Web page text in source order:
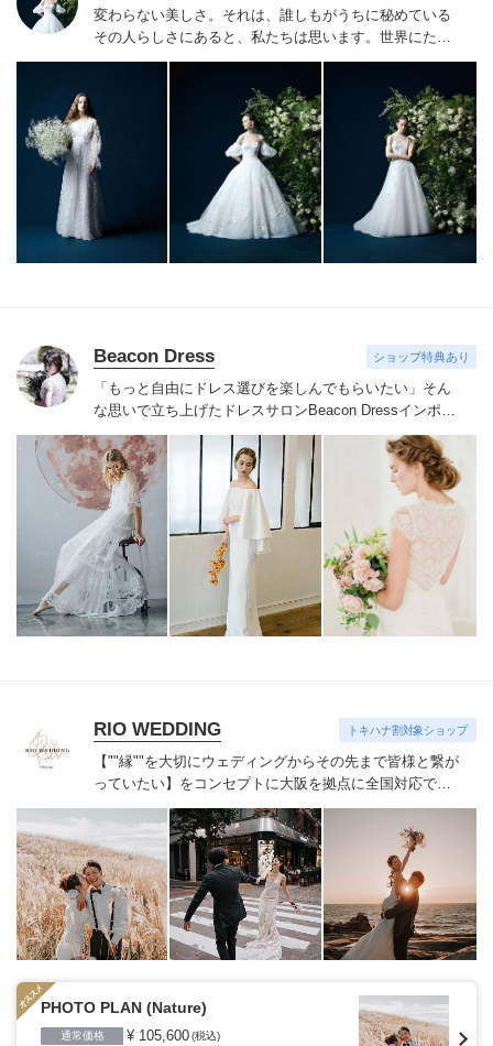
変わらない美しさ。それは、誰しもがうちに秘めている
その人らしさにあると、私たちは思います。 世界にたっ
たひと組のおふたりのこれまでと、これからの物語に思
ス、ことばにならない想いさえも織り込みながら。衣裳
をあわせる時間は、結婚式のその日だけではなく、その
先もつづくおふたりの人生を彩る時間。らしく輝く、自
信とよろこびに満ちたすべての幸せの瞬間のために。そ
の人らしさという、変わらない美しさを 私たちは求め
つづけています。
Beacon Dress ショップ特典あり
「もっと自由にドレス選びを楽しんでもらいたい」そん
な思いで立ち上げたドレスサロンBeacon Dressインポー
トドレスならではの繊細なレースやビジューをあしらっ
たドレスを手の届く価格でご用意
NYで注目されているア
クセサリーブランドRANJANA KHAN、シューズブラン
ドbellabelle shoesなどインポートアイテムも取り扱って
おります
自由でおしゃれなウェディングを目指すすべて
の花嫁様へ
サロンでお待ちしております
RIO WEDDING トキハナ割対象ショップ
【""縁""を大切にウェディングからその先まで皆様と繋が
っていたい】をコンセプトに大阪を拠点に全国対応で活
動しています。【キャンセル規定】予約確定後~45日前:5
万円 (申込金にて相殺)44日前~15日前:プラン料金の
50%14日前~4日前:プラン料金の80%
3日前~当日:プラン
料金の100%
PHOTO PLAN (Nature)
通常価格 ¥ 105,600(税込)